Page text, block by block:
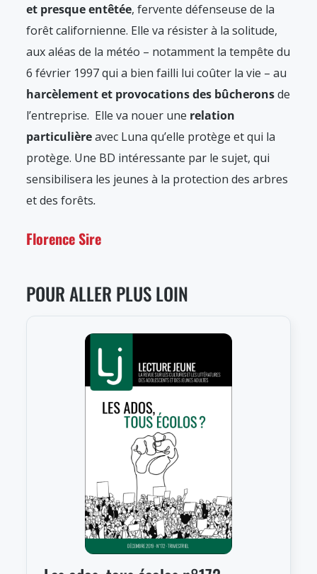
et presque entêtée, fervente défenseuse de la
forêt californienne. Elle va résister à la solitude,
aux aléas de la météo – notamment la tempête du
6 février 1997 qui a bien failli lui coûter la vie – au
harcèlement et provocations des bûcheronsde
l’entreprise. Elle va nouer une relation
particulièreavec Luna qu’elle protège et qui la
protège. Une BD intéressante par le sujet, qui
sensibilisera les jeunes à la protection des arbres
et des forêts.
Florence Sire
POUR ALLER PLUS LOIN